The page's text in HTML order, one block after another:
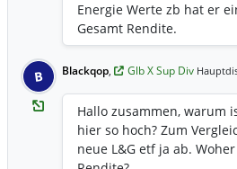
Energie Werte zb hat er
Gesamt Rendite.
B Blackqop, Glb X Sup Div
Hallo zusammen, warum
hier so hoch? Zum
neue L&G etf ja ab.